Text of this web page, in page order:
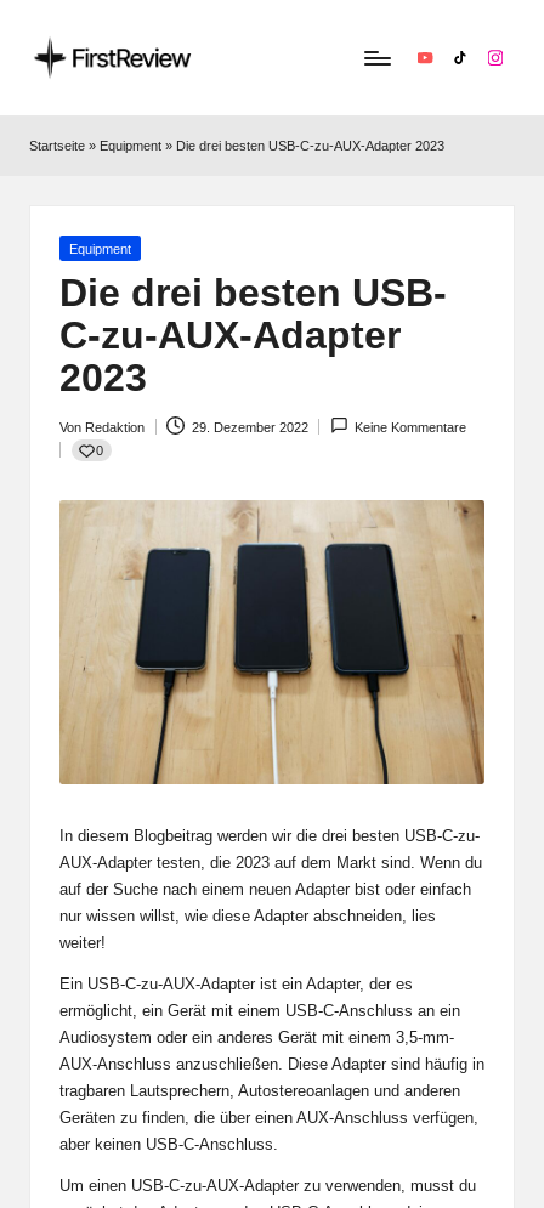
ir
Alles
Apple,
Smart‑Home,
Kopfhörern
YouTubeTikTok
Startseite » Equipment » Die drei besten USB-C-zu-AUX-Adapter 2023
Posted
Equipment
Die drei besten USB-
C-zu-AUX-Adapter
2023
Posted
by
Von Redaktion 29. Dezember 2022
Keine Kommentare
0
In diesem Blogbeitrag werden wir die drei besten USB-C-zu-
AUX-Adapter testen, die 2023 auf dem Markt sind. Wenn du
auf der Suche nach einem neuen Adapter bist oder einfach
nur wissen willst, wie diese Adapter abschneiden, lies
weiter!
Ein USB-C-zu-AUX-Adapter ist ein Adapter, der es
ermöglicht, ein Gerät mit einem USB-C-Anschluss an ein
Audiosystem oder ein anderes Gerät mit einem 3,5-mm-
AUX-Anschluss anzuschließen. Diese Adapter sind häufig in
tragbaren Lautsprechern, Autostereoanlagen und anderen
Geräten zu finden, die über einen AUX-Anschluss verfügen,
aber keinen USB-C-Anschluss.
Um einen USB-C-zu-AUX-Adapter zu verwenden, musst du